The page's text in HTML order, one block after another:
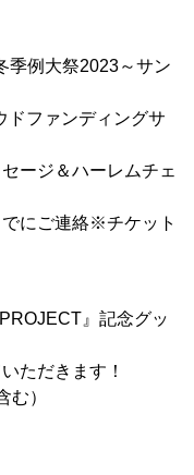
例大祭2023～サン
ドファンディングサ
ージ＆ハーレムチェ
にご連絡※チケット
』記念グッ
ただきます！
）